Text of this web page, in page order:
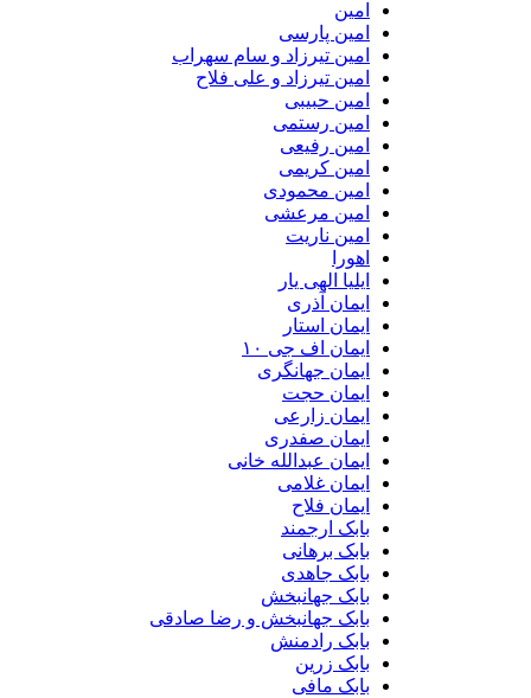
امین پارسی
امین تیرزاد و سام سهراب
امین تیرزاد و علی فلاح
امین حبیبی
امین رستمی
امین رفیعی
امین کریمی
امین محمودی
امین مرعشی
امین ناریت
ایلیا الهی یار
ایمان آذری
ایمان استار
ایمان اف جی ۱۰
ایمان جهانگری
ایمان حجت
ایمان زارعی
ایمان صفدری
ایمان عبدالله خانی
ایمان غلامی
ایمان فلاح
بابک ارجمند
بابک برهانی
بابک جاهدی
بابک جهانبخش
بابک جهانبخش و رضا صادقی
بابک رادمنش
بابک زرین
بابک مافی